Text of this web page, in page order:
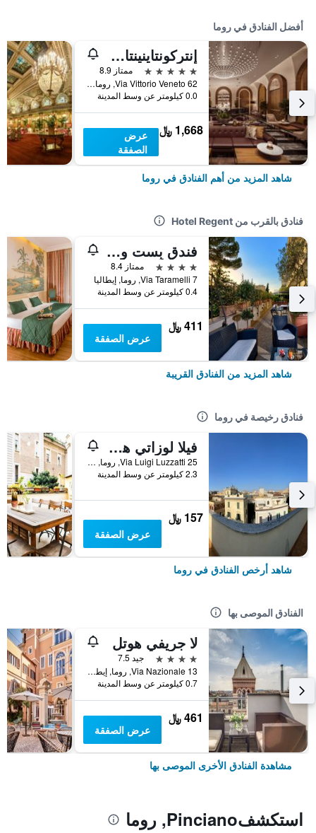
أفضل الفنادق في روما
إنتركونتاينينتال روم أمباسشياتوري بالاس باي آيتش جي
5 نجوم
ممتاز 8.9
Via Vittorio Veneto 62, روما, إيطاليا
0.0 كيلومتر عن وسط المدينة
1,668 ﷼
عرض
الصفقة
شاهد المزيد من أهم الفنادق في روما
فنادق بالقرب من Hotel Regent
فندق بِست ويستيرن ريفولي
4 نجوم
ممتاز 8.4
Via Taramelli 7, روما, إيطاليا
0.4 كيلومتر عن وسط المدينة
411 ﷼
عرض الصفقة
شاهد المزيد من الفنادق القريبة
فنادق رخيصة في روما
فيلا لوزاتي هوستل
25 Via Luigi Luzzatti, روما, إيطاليا
2.3 كيلومتر عن وسط المدينة
157 ﷼
عرض الصفقة
شاهد أرخص الفنادق في روما
الفنادق الموصى بها
لا جريفي هوتل
4 نجوم
جيد 7.5
Via Nazionale 13, روما, إيطاليا
0.7 كيلومتر عن وسط المدينة
461 ﷼
عرض الصفقة
مشاهدة الفنادق الأخرى الموصى بها
استكشفPinciano, روما